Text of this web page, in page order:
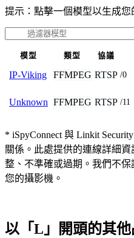
提示：點擊一個模型以生成您
模型 類型 協議
IP-Viking FFMPEG RTSP /0
Unknown FFMPEG RTSP /11
* iSpyConnect 與 Linkit
關係。此處提供的連線詳細
整、不準確或過期。我們不
您的攝影機。
以「L」開頭的其